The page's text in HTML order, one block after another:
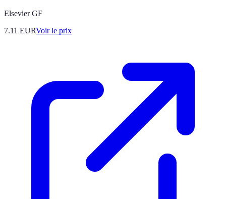
Elsevier GF
7.11 EURVoir le prix